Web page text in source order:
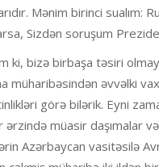
Mənim birinci sualım:
Sizdən soruşum
ki, bizə birbaşa təsiri
əvvəlki
görə bilərik. Eyni
müasir daşımalar
Azərbaycan vasitəsilə